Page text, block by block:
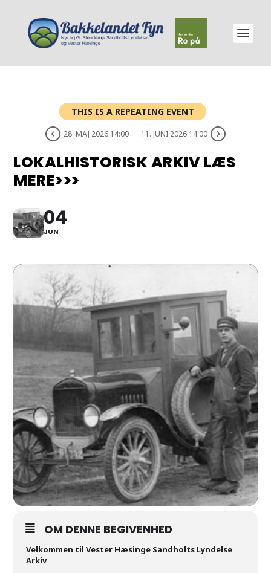
THIS IS A REPEATING EVENT
28. MAJ 2026 14:00 11. JUNI 2026 14:00
LOKALHISTORISK ARKIV LÆS
MERE>>>
04
JUN
OM DENNE BEGIVENHED
Velkommen til Vester Hæsinge Sandholts Lyndelse
Arkiv